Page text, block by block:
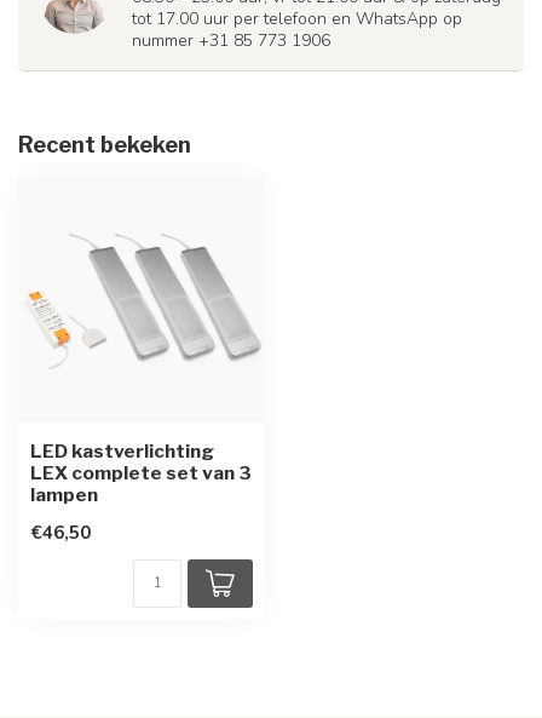
tot 17.00 uur per telefoon en WhatsApp op
nummer +31 85 773 1906
Recent bekeken
LED kastverlichting
LEX complete set van 3
lampen
€46,50